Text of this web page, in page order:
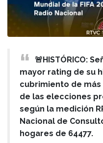
🚨HISTÓRICO:
mayor rating de su
cubrimiento de más
de las elecciones
según la medición
Nacional de
hogares de 64477.